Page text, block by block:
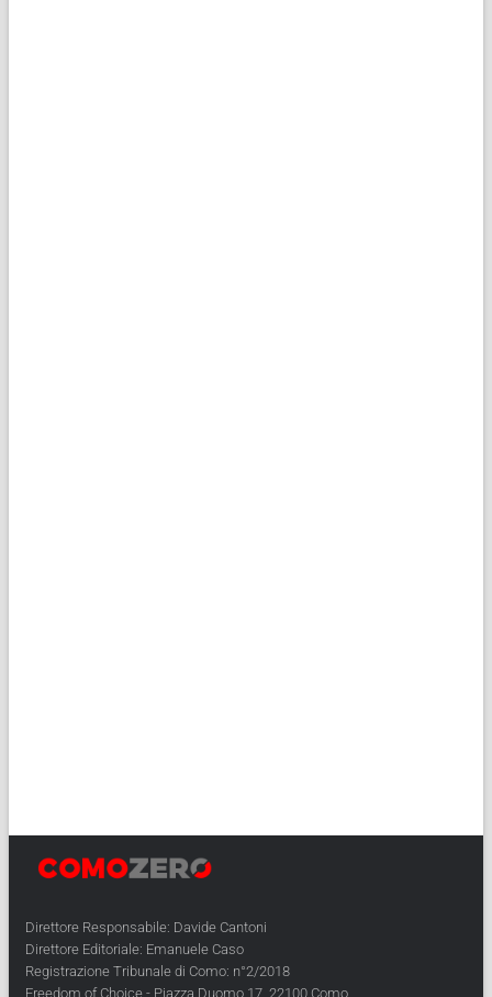
Direttore Responsabile: Davide Cantoni
Direttore Editoriale: Emanuele Caso
Registrazione Tribunale di Como: n°2/2018
Freedom of Choice - Piazza Duomo 17, 22100 Como